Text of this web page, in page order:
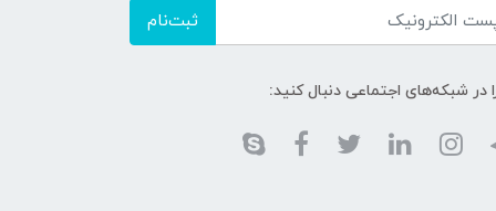
ثبت‌نام
در شبکه‌های اجتماعی دنبال کنید: